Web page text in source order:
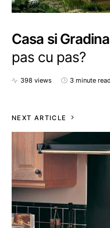
Casa si Gradina
pas cu pas?
398 views 3 minute read
NEXT ARTICLE